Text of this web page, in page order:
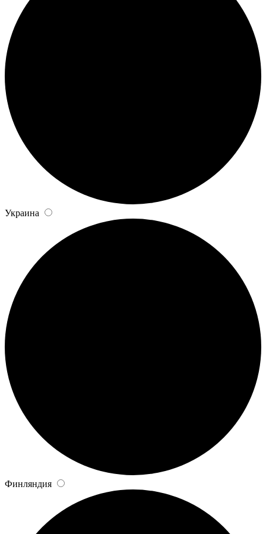
Украина
Финляндия